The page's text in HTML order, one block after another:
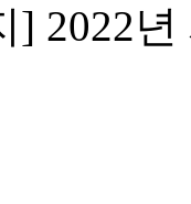
] 2022